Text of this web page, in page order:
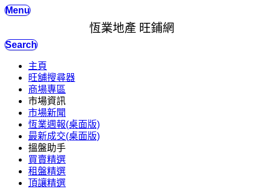
Menu
恆業地產 旺鋪網
Search
主頁
旺舖搜尋器
商場專區
市場資訊
市場新聞
恆業週報(桌面版)
最新成交(桌面版)
搵盤助手
買賣精選
租盤精選
頂讓精選